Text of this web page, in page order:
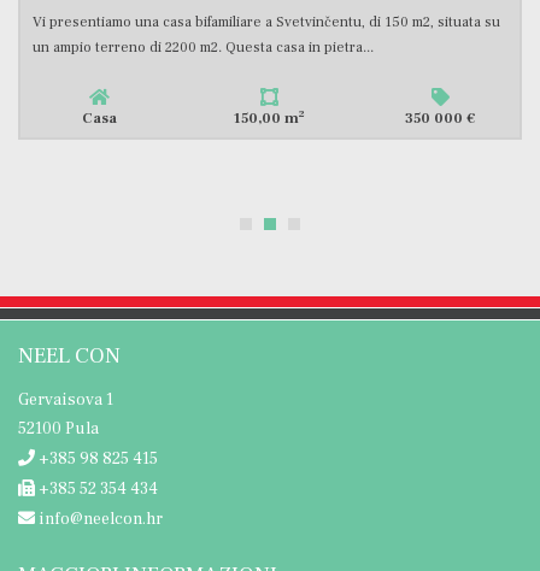
A pochi chilometri dalla città di Pula, nei pressi di Marcana, bella casa in
pietra in vendita in un piccolo luogo tranquillo...
Casa 136,00 m 379 000 €
NEEL CON
Gervaisova 1
52100 Pula
+385 98 825 415
+385 52 354 434
info@neelcon.hr